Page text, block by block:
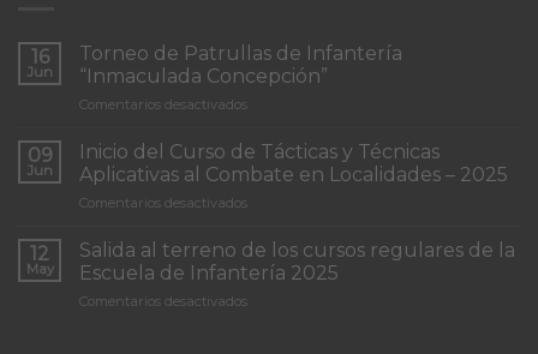
16
Jun
Torneo de Patrullas de Infantería
“Inmaculada Concepción”
Comentarios desactivadosen
de
Patrullas
de
Infantería
Concepción”
09
Jun
Inicio del Curso de Tácticas y Técnicas
Aplicativas al Combate en Localidades – 2025
Comentarios desactivadosen
del
Curso
de
Tácticas
12
May
Salida al terreno de los cursos regulares de la
Escuela de Infantería 2025
Comentarios desactivadosen